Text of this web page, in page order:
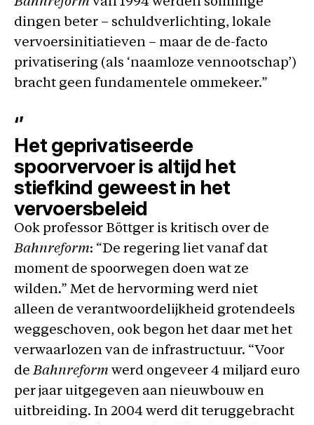
dingen beter – schuldverlichting, lokale
vervoersinitiatieven – maar de de-facto
privatisering (als ‘naamloze vennootschap’)
bracht geen fundamentele ommekeer.”
‘’
Het geprivatiseerde
spoorvervoer is altijd het
stiefkind geweest in het
vervoersbeleid
Ook professor Böttger is kritisch over de
Bahnreform: “De regering liet vanaf dat
moment de spoorwegen doen wat ze
wilden.” Met de hervorming werd niet
alleen de verantwoordelijkheid grotendeels
weggeschoven, ook begon het daar met het
verwaarlozen van de infrastructuur. “Voor
deBahnreform werd ongeveer 4 miljard euro
per jaar uitgegeven aan nieuwbouw en
uitbreiding. In 2004 werd dit teruggebracht